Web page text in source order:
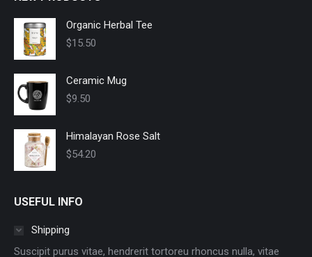
Organic Herbal Tee
$15.50
Ceramic Mug
$9.50
Himalayan Rose Salt
$54.20
USEFUL INFO
Shipping
Suscipit purus vitae, hendrerit tortoreu rhoncus nulla, vitae